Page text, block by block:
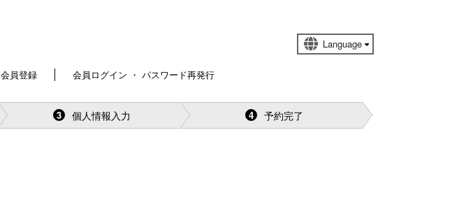
会員登録 会員ログイン ・ パスワード再発行
3 個人情報入力 4 予約完了